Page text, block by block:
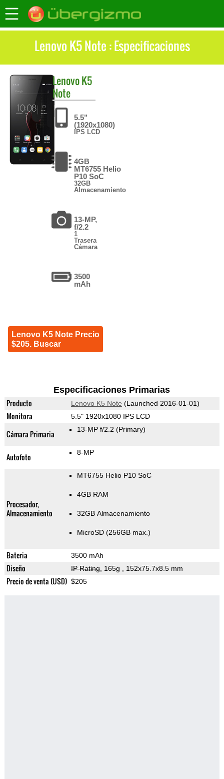
Lenovo K5 Note : Especificaciones
LenovoK5
Note
5.5"
(1920x1080)
IPS LCD
4GB
MT6755 Helio
P10 SoC
32GB
Almacenamiento
13-MP,
f/2.2
1
Trasera
Cámara
3500
mAh
Lenovo K5 Note Precio
$205. Buscar
Especificaciones Primarias
Producto Lenovo K5 Note (Launched 2016-01-01)
Monitora 5.5" 1920x1080 IPS LCD
Cámara Primaria 13-MP f/2.2 (Primary)
Autofoto 8-MP
Procesador,
Almacenamiento
MT6755 Helio P10 SoC
4GB RAM
32GB Almacenamiento
MicroSD (256GB max.)
Bateria 3500 mAh
Diseño IP Rating, 165g , 152x75.7x8.5 mm
Precio de venta (USD) $205